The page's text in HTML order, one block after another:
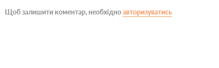
Щоб залишити коментар, необхідноавторизуватись